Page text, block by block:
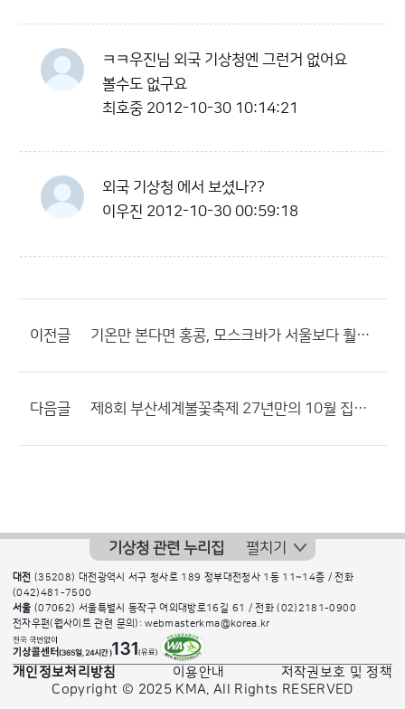
ㅋㅋ우진님 외국 기상청엔 그런거 없어요
볼수도 없구요
최호중 2012-10-30 10:14:21
외국 기상청 에서 보셨나??
이우진 2012-10-30 00:59:18
이전글 기온만 본다면 홍콩, 모스크바가 서울보다 훨씬 좋은듯 싶네요.
다음글 제8회 부산세계불꽃축제 27년만의 10월 집중호우로 하루 연기
기상청 관련 누리집 펼치기
대전 (35208) 대전광역시 서구 청사로 189 정부대전청사 1동 11~14층 / 전화
(042)481-7500
서울 (07062) 서울특별시 동작구 여의대방로16길 61 / 전화(02)2181-0900
전자우편(웹사이트 관련 문의): webmasterkma@korea.kr
개인정보처리방침 이용안내
저작권보호 및 정책
Copyright © 2025 KMA. All Rights RESERVED